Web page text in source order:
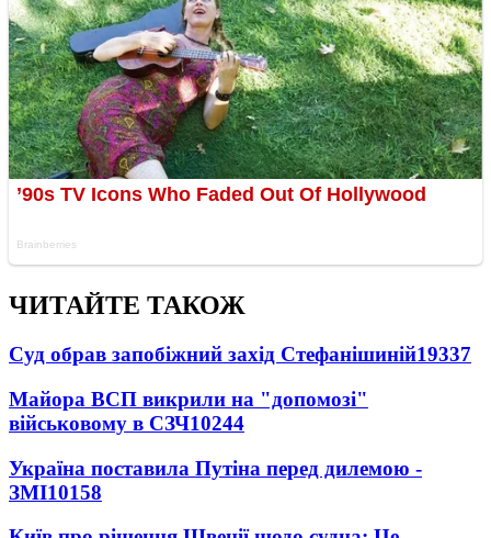
ЧИТАЙТЕ ТАКОЖ
Суд обрав запобіжний захід Стефанішиній19337
Майора ВСП викрили на "допомозі"
військовому в СЗЧ10244
Україна поставила Путіна перед дилемою -
ЗМІ10158